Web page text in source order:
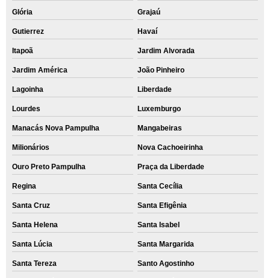
Glória Grajaú
Gutierrez Havaí
Itapoã Jardim Alvorada
Jardim América João Pinheiro
Lagoinha Liberdade
Lourdes Luxemburgo
Manacás Nova Pampulha Mangabeiras
Milionários Nova Cachoeirinha
Ouro Preto Pampulha Praça da Liberdade
Regina Santa Cecília
Santa Cruz Santa Efigênia
Santa Helena Santa Isabel
Santa Lúcia Santa Margarida
Santa Tereza Santo Agostinho